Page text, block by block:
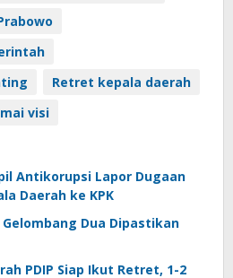
Retret kepala daerah
visi
Antikorupsi Lapor Dugaan
Daerah ke KPK
Dua Dipastikan
PDIP Siap Ikut Retret, 1-2